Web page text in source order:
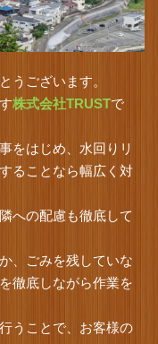
うございます。
株式会社TRUSTで
をはじめ、水回りリ
ることなら幅広く対
への配慮も徹底して
、ごみを残していな
徹底しながら作業を
うことで、お客様の